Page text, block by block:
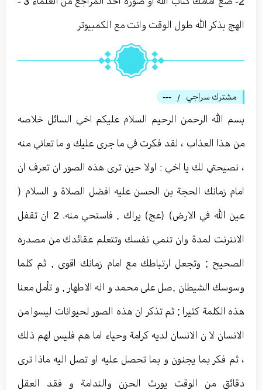
الهج بذكر الله طول الوقت وانت مع الكمبيوتر
مشترك سراجي /
---
بسم الله الرحمن الرحيم السلام عليكم اخي السائل خلاصه
من هذا العذاب ، لقد فكرت في ما جرى عليك و ما تعاني منه
، نصيحتي لك يا اخي : اولا حين ترى هذه الصور ان تعرف ان
امام زمانك الحجة بن الحسن عليه افضل الصلاة و السلام (
عين الله في الارض) (عج) يراك , فاستحي منه. 2 ان تقفل
الانترنت لمدة وان تنمي نفسك وتتعلم عقائدك من مصدره
الصحيح ; وتجعل ارتباطك مع امام زمانك اقوى , ثم كلما
وسوسك الشيطان ,صل على محمد و اله الاطهار , و تأمل معنا
هذه الكلمة كثيرا ; ثم تذكر ان هذه الصور لحيوانات ليسوا من
الانسان لا ن الانسان لديه كرامة وحياء اما هم فليس لهم ذلك
، ثم فكر بما يجنون و بما تحصل عليه او تصل اليه ماذا ترى
دقائق من الوقت يورث الحزن والندامة و فقد العقل